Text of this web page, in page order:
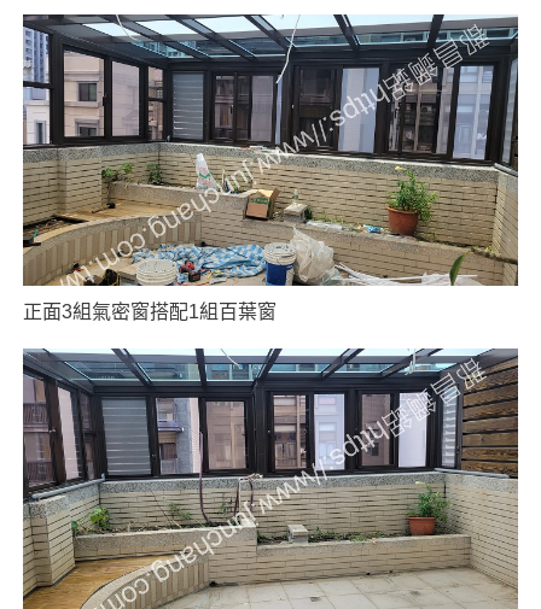
正面3組氣密窗搭配1組百葉窗